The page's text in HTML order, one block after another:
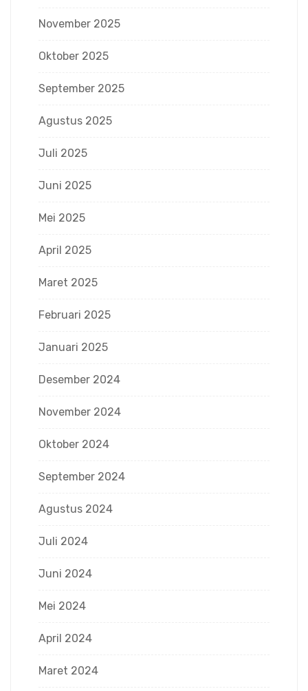
November 2025
Oktober 2025
September 2025
Agustus 2025
Juli 2025
Juni 2025
Mei 2025
April 2025
Maret 2025
Februari 2025
Januari 2025
Desember 2024
November 2024
Oktober 2024
September 2024
Agustus 2024
Juli 2024
Juni 2024
Mei 2024
April 2024
Maret 2024